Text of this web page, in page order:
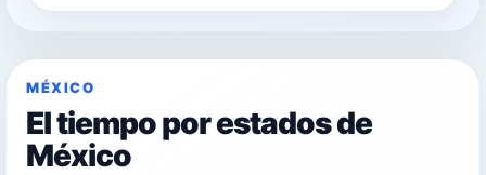
MÉXICO
El tiempo por estados de
México